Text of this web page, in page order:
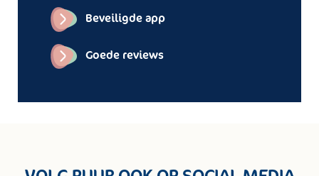
Beveiligde app
Goede reviews